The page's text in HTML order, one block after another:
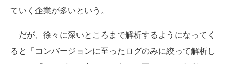
ていく企業が多いという。
だが、徐々に深いところまで解析するようになってく
ると「コンバージョンに至ったログのみに絞って解析し